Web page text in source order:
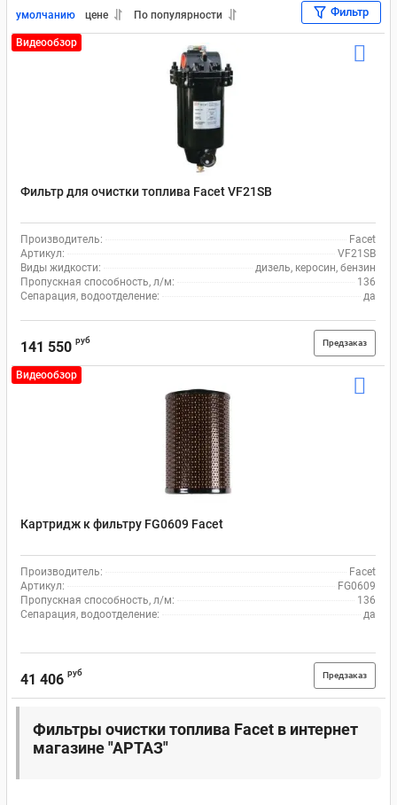
умолчанию цене По популярности Фильтр
Видеообзор
Фильтр для очистки топлива Facet VF21SB
Производитель:
Facet
Артикул:
VF21SB
Виды жидкости:
дизель, керосин, бензин
Пропускная способность, л/м:
136
Сепарация, водоотделение:
да
141 550 руб Предзаказ
Видеообзор
Картридж к фильтру FG0609 Facet
Производитель:
Facet
Артикул:
FG0609
Пропускная способность, л/м:
136
Сепарация, водоотделение:
да
41 406 руб Предзаказ
Фильтры очистки топлива Facet в интернет
магазине "АРТАЗ"